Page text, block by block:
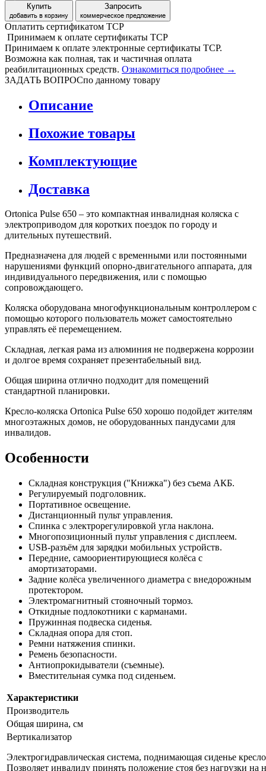
Купить
добавить в корзину
Запросить
коммерческое предложение
Оплатить сертификатом ТСР
Принимаем к оплате сертификаты ТСР
Принимаем к оплате электронные сертификаты ТСР.
Возможна как полная, так и частичная оплата
реабилитационных средств. Ознакомиться подробнее →
ЗАДАТЬ ВОПРОСпо данному товару
Описание
Похожие товары
Комплектующие
Доставка
Ortonica Pulse 650 – это компактная инвалидная коляска с
электроприводом для коротких поездок по городу и
длительных путешествий.
Предназначена для людей с временными или постоянными
нарушениями функций опорно-двигательного аппарата, для
индивидуального передвижения, или с помощью
сопровождающего.
Коляска оборудована многофункциональным контроллером с
помощью которого пользователь может самостоятельно
управлять её перемещением.
Складная, легкая рама из алюминия не подвержена коррозии
и долгое время сохраняет презентабельный вид.
Общая ширина отлично подходит для помещений
стандартной планировки.
Кресло-коляска Ortonica Pulse 650 хорошо подойдет жителям
многоэтажных домов, не оборудованных пандусами для
инвалидов.
Особенности
Складная конструкция ("Книжка") без съема АКБ.
Регулируемый подголовник.
Портативное освещение.
Дистанционный пульт управления.
Спинка с электрорегулировкой угла наклона.
Многопозиционный пульт управления с дисплеем.
USB-разъём для зарядки мобильных устройств.
Передние, самоориентирующиеся колёса с
амортизаторами.
Задние колёса увеличенного диаметра с внедорожным
протектором.
Электромагнитный стояночный тормоз.
Откидные подлокотники с карманами.
Пружинная подвеска сиденья.
Складная опора для стоп.
Ремни натяжения спинки.
Ремень безопасности.
Антиопрокидыватели (съемные).
Вместительная сумка под сиденьем.
Характеристики
Производитель
Общая ширина, см
Вертикализатор
Электрогидравлическая система, поднимающая сиденье
Позволяет инвалиду принять положение стоя без нагрузки на